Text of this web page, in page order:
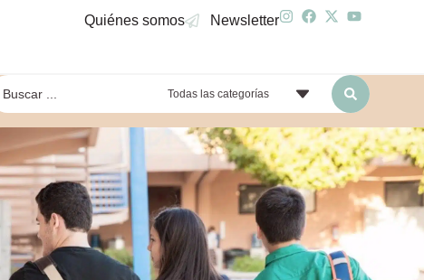
Quiénes somos Newsletter
Todas las categorías